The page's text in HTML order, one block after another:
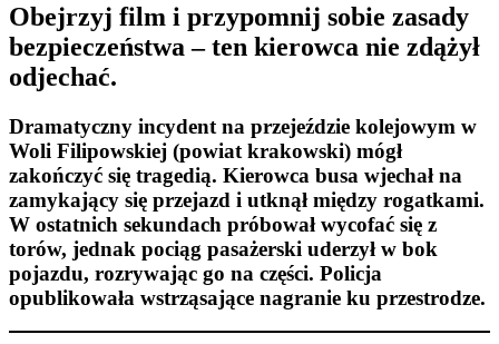
Obejrzyj film i przypomnij sobie zasady
bezpieczeństwa – ten kierowca nie zdążył
odjechać.
Dramatyczny incydent na przejeździe kolejowym w
Woli Filipowskiej (powiat krakowski) mógł
zakończyć się tragedią. Kierowca busa wjechał na
zamykający się przejazd i utknął między rogatkami.
W ostatnich sekundach próbował wycofać się z
torów, jednak pociąg pasażerski uderzył w bok
pojazdu, rozrywając go na części. Policja
opublikowała wstrząsające nagranie ku przestrodze.